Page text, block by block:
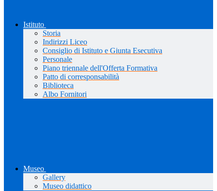
Istituto
Storia
Indirizzi Liceo
Consiglio di Istituto e Giunta Esecutiva
Personale
Piano triennale dell'Offerta Formativa
Patto di corresponsabilità
Biblioteca
Albo Fornitori
Museo
Gallery
Museo didattico